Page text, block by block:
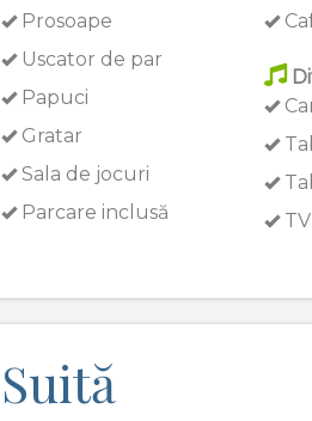
Prosoape
Uscator de par
Papuci
Gratar
Sala de jocuri
Parcare inclusă
TV
Suită